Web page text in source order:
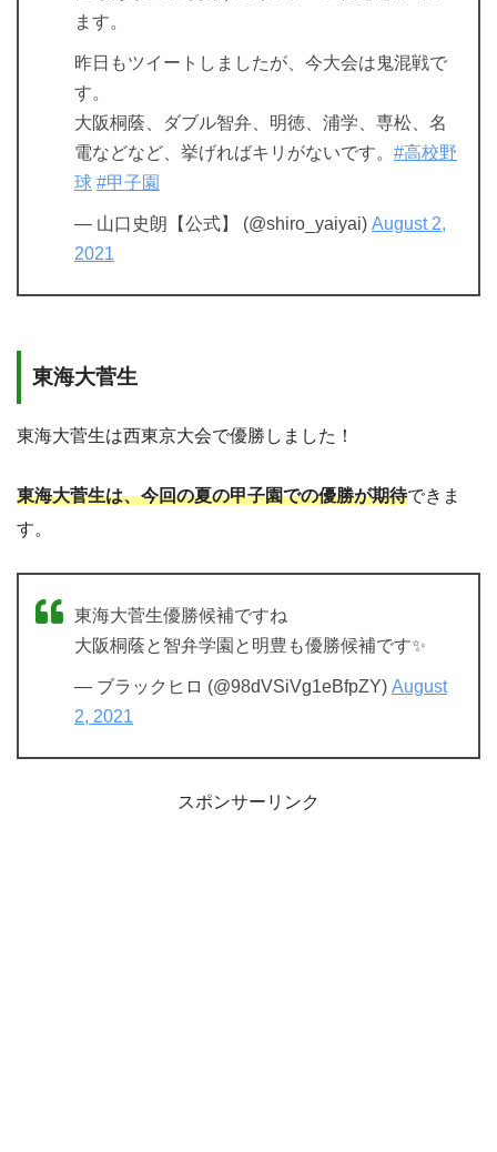
ます。
昨日もツイートしましたが、今大会は鬼混戦で
す。
大阪桐蔭、ダブル智弁、明徳、浦学、専松、名
電などなど、挙げればキリがないです。 #高校野
球 #甲子園
— 山口史朗【公式】 (@shiro_yaiyai) August 2,
2021
東海大菅生
東海大菅生は西東京大会で優勝しました！
東海大菅生は、今回の夏の甲子園での優勝が期待できま
す。
東海大菅生優勝候補ですね
大阪桐蔭と智弁学園と明豊も優勝候補です✨
— ブラックヒロ (@98dVSiVg1eBfpZY) August
2, 2021
スポンサーリンク